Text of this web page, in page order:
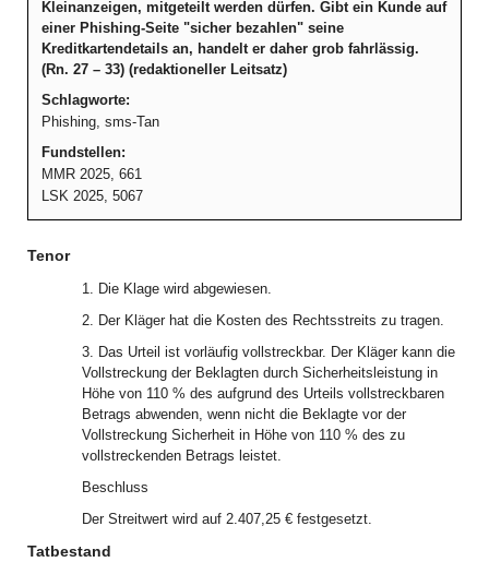
Kleinanzeigen, mitgeteilt werden dürfen. Gibt ein Kunde auf
einer Phishing-Seite "sicher bezahlen" seine
Kreditkartendetails an, handelt er daher grob fahrlässig.
(Rn. 27 – 33) (redaktioneller Leitsatz)
Schlagworte:
Phishing, sms-Tan
Fundstellen:
MMR 2025, 661
LSK 2025, 5067
Tenor
1. Die Klage wird abgewiesen.
2. Der Kläger hat die Kosten des Rechtsstreits zu tragen.
3. Das Urteil ist vorläufig vollstreckbar. Der Kläger kann die
Vollstreckung der Beklagten durch Sicherheitsleistung in
Höhe von 110 % des aufgrund des Urteils vollstreckbaren
Betrags abwenden, wenn nicht die Beklagte vor der
Vollstreckung Sicherheit in Höhe von 110 % des zu
vollstreckenden Betrags leistet.
Beschluss
Der Streitwert wird auf 2.407,25 € festgesetzt.
Tatbestand